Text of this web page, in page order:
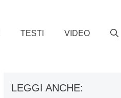
TESTI VIDEO
LEGGI ANCHE: